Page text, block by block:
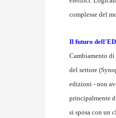
complesse del
Il futuro
Cambiamento di
del settore
edizioni - non
principalmente
si sposa con un